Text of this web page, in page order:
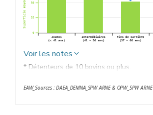
Voir les notes
* Détenteurs de 10 bovins ou plus.
EAW_Sources : DAEA_DEMNA_SPW ARNE & OPW_SPW ARNE